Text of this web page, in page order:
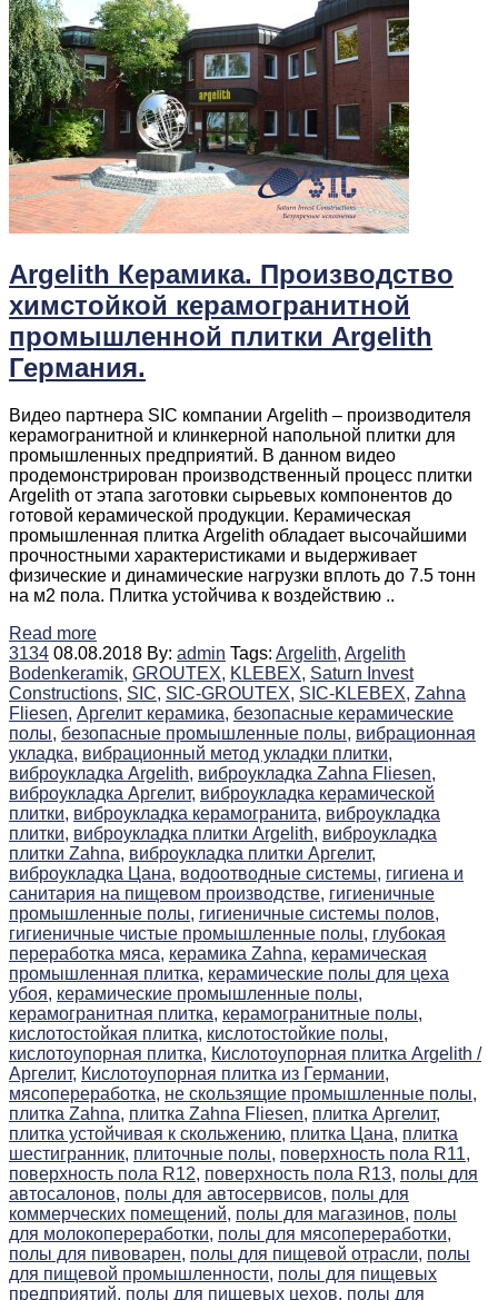
Argelith Керамика. Производство
химстойкой керамогранитной
промышленной плитки Argelith
Германия.
Видео партнера SIC компании Argelith – производителя
керамогранитной и клинкерной напольной плитки для
промышленных предприятий. В данном видео
продемонстрирован производственный процесс плитки
Argelith от этапа заготовки сырьевых компонентов до
готовой керамической продукции. Керамическая
промышленная плитка Argelith обладает высочайшими
прочностными характеристиками и выдерживает
физические и динамические нагрузки вплоть до 7.5 тонн
на м2 пола. Плитка устойчива к воздействию ..
Read more
3134 08.08.2018 By: admin Tags: Argelith, Argelith
Bodenkeramik, GROUTEX, KLEBEX, Saturn Invest
Constructions, SIC, SIC-GROUTEX, SIC-KLEBEX, Zahna
Fliesen, Аргелит керамика, безопасные керамические
полы, безопасные промышленные полы, вибрационная
укладка, вибрационный метод укладки плитки,
виброукладка Argelith, виброукладка Zahna Fliesen,
виброукладка Аргелит, виброукладка керамической
плитки, виброукладка керамогранита, виброукладка
плитки, виброукладка плитки Argelith, виброукладка
плитки Zahna, виброукладка плитки Аргелит,
виброукладка Цана, водоотводные системы, гигиена и
санитария на пищевом производстве, гигиеничные
промышленные полы, гигиеничные системы полов,
гигиеничные чистые промышленные полы, глубокая
переработка мяса, керамика Zahna, керамическая
промышленная плитка, керамические полы для цеха
убоя, керамические промышленные полы,
керамогранитная плитка, керамогранитные полы,
кислотостойкая плитка, кислотостойкие полы,
кислотоупорная плитка, Кислотоупорная плитка Argelith /
Аргелит, Кислотоупорная плитка из Германии,
мясопереработка, не скользящие промышленные полы,
плитка Zahna, плитка Zahna Fliesen, плитка Аргелит,
плитка устойчивая к скольжению, плитка Цана, плитка
шестигранник, плиточные полы, поверхность пола R11,
поверхность пола R12, поверхность пола R13, полы для
автосалонов, полы для автосервисов, полы для
коммерческих помещений, полы для магазинов, полы
для молокопереработки, полы для мясопереработки,
полы для пивоварен, полы для пищевой отрасли, полы
для пищевой промышленности, полы для пищевых
предприятий, полы для пищевых цехов, полы для